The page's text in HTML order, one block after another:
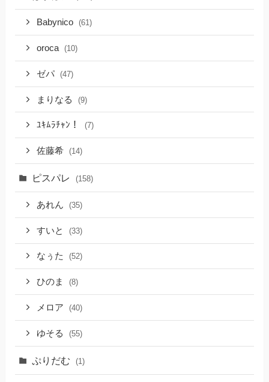
Babynico (61)
oroca (10)
ゼパ (47)
まりなる (9)
ﾕｷﾑﾗﾁｬﾝ！ (7)
佐藤希 (14)
ピスパレ (158)
あれん (35)
すいと (33)
なぅた (52)
ひのま (8)
メロア (40)
ゆそる (55)
ぷりだむ (1)